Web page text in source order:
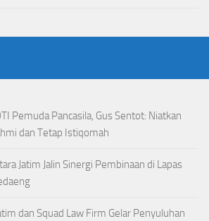
Pemuda Pancasila, Gus Sentot: Niatkan
dan Tetap Istiqomah
Jatim Jalin Sinergi Pembinaan di Lapas
dan Squad Law Firm Gelar Penyuluhan